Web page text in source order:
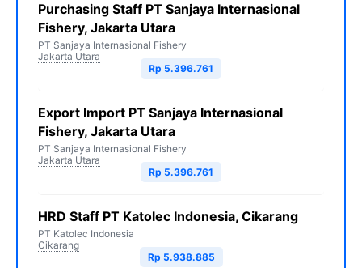
Purchasing Staff PT Sanjaya Internasional
Fishery, Jakarta Utara
PT Sanjaya Internasional Fishery
Jakarta Utara
Rp 5.396.761
Export Import PT Sanjaya Internasional
Fishery, Jakarta Utara
PT Sanjaya Internasional Fishery
Jakarta Utara
Rp 5.396.761
HRD Staff PT Katolec Indonesia, Cikarang
PT Katolec Indonesia
Cikarang
Rp 5.938.885